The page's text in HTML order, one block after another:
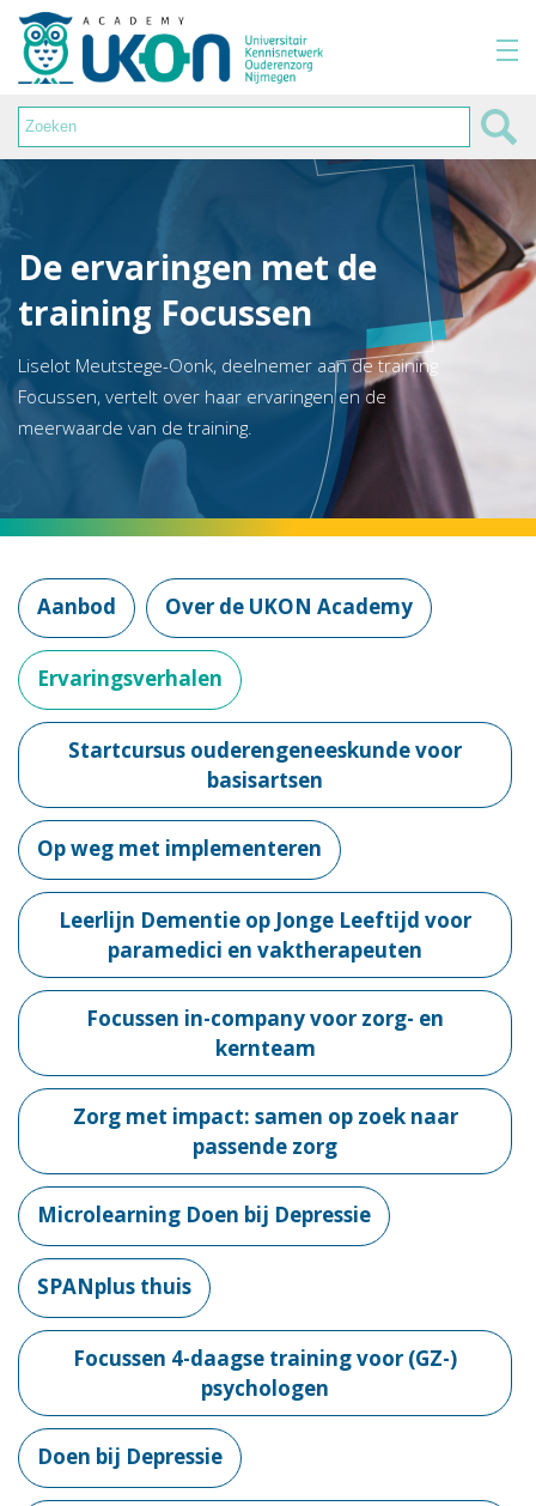
De ervaringen met de
training Focussen
Liselot Meutstege-Oonk, deelnemer aan de training
Focussen, vertelt over haar ervaringen en de
meerwaarde van de training.
Aanbod Over de UKON Academy
Ervaringsverhalen
Startcursus ouderengeneeskunde voor
basisartsen
Op weg met implementeren
Leerlijn Dementie op Jonge Leeftijd voor
paramedici en vaktherapeuten
Focussen in-company voor zorg- en
kernteam
Zorg met impact: samen op zoek naar
passende zorg
Microlearning Doen bij Depressie
SPANplus thuis
Focussen 4-daagse training voor (GZ-)
psychologen
Doen bij Depressie